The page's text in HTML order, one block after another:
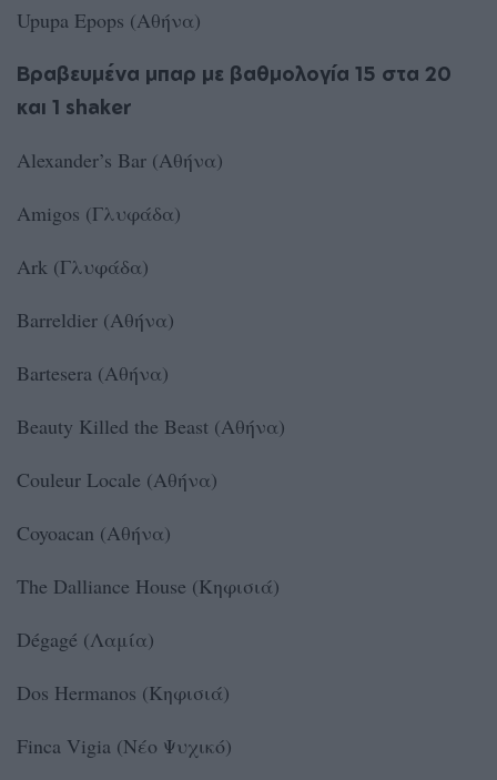
Upupa Epops (Αθήνα)
Βραβευμένα μπαρ με βαθμολογία 15 στα 20
και 1 shaker
Alexander’s Bar (Αθήνα)
Amigos (Γλυφάδα)
Ark (Γλυφάδα)
Barreldier (Αθήνα)
Bartesera (Αθήνα)
Beauty Killed the Beast (Αθήνα)
Couleur Locale (Αθήνα)
Coyoacan (Αθήνα)
The Dalliance House (Κηφισιά)
Dégagé (Λαμία)
Dos Hermanos (Κηφισιά)
Finca Vigia (Νέο Ψυχικό)